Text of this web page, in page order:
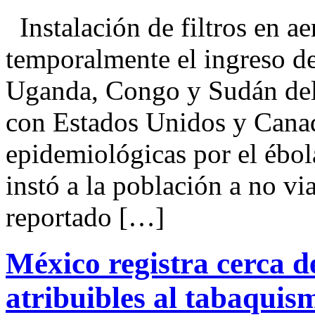
Instalación de filtros en
temporalmente el ingreso
Uganda, Congo y Sudán
con Estados Unidos y
epidemiológicas por el
instó a la población a no
reportado […]
México registra cerca
atribuibles al